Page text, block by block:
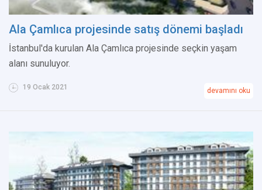
Ala Çamlıca projesinde satış dönemi başladı
İstanbul'da kurulan Ala Çamlıca projesinde seçkin yaşam
alanı sunuluyor.
19 Ocak 2021 devamını oku